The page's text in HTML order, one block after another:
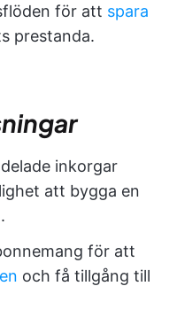
för att spara
prestanda.
inkorgar
att bygga en
för att
och få tillgång till